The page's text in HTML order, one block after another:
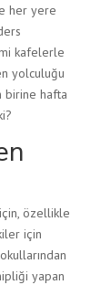
her yere
kafelerle
yolculuğu
birine hafta
özellikle
için
yapan